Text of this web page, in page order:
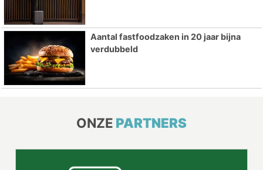
Aantal fastfoodzaken in 20 jaar bijna
verdubbeld
ONZE PARTNERS